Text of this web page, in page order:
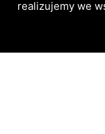
realizujemy we